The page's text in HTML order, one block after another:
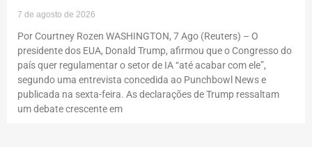
7 de agosto de 2026
Por Courtney Rozen WASHINGTON, 7 Ago (Reuters) – O
presidente dos EUA, Donald Trump, afirmou que o Congresso do
país quer regulamentar o setor de IA “até acabar com ele”,
segundo uma entrevista concedida ao Punchbowl News e
publicada na sexta-feira. As declarações de Trump ressaltam
um debate crescente em